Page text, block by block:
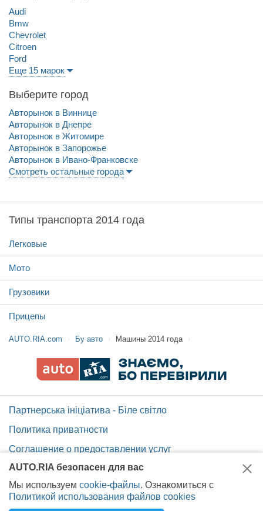
Audi
Bmw
Chevrolet
Citroen
Ford
Еще 15 марок
Выберите город
Авторынок в Виннице
Авторынок в Днепре
Авторынок в Житомире
Авторынок в Запорожье
Авторынок в Ивано-Франковске
Смотреть остальные города
Типы транспорта 2014 года
Легковые
Мото
Грузовики
Прицепы
AUTO.RIA.com Бу авто Машины 2014 года
Партнерська ініціатива - Біле світло
Политика приватности
Соглашение о предоставлении услуг
Помощь по сайту AUTO.RIA
Карта сайта
Вакансии AUTO.RIA
AUTO.RIA безопасен для вас
Мы используем cookie-файлы. Ознакомиться с
Политикой использования файлов cookies